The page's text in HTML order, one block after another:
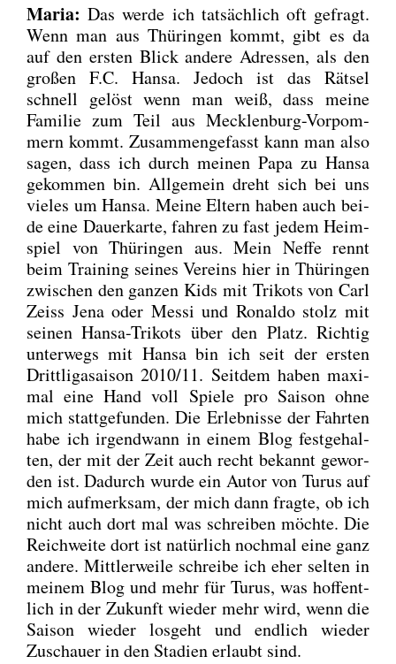
Maria: Das wer­de ich tat­säch­lich oft gefragt.
Wenn man aus Thü­rin­gen kommt, gibt es da
auf den ers­ten Blick ande­re Adres­sen, als den
gro­ßen F.C. Han­sa. Jedoch ist das Rät­sel
schnell gelöst wenn man weiß, dass mei­ne
Fami­lie zum Teil aus Meck­len­burg-Vor­pom­
mern kommt. Zusam­men­ge­fasst kann man also
sagen, dass ich durch mei­nen Papa zu Han­sa
gekom­men bin. All­ge­mein dreht sich bei uns
vie­les um Han­sa. Mei­ne Eltern haben auch bei­
de eine Dau­er­kar­te, fah­ren zu fast jedem Heim­
spiel von Thü­rin­gen aus. Mein Nef­fe rennt
beim Trai­ning sei­nes Ver­eins hier in Thü­rin­gen
zwi­schen den gan­zen Kids mit Tri­kots von Carl
Zeiss Jena oder Mes­si und Ronal­do stolz mit
sei­nen Han­sa-Tri­kots über den Platz. Rich­tig
unter­wegs mit Han­sa bin ich seit der ers­ten
Dritt­li­ga­sai­son 2010/11. Seit­dem haben maxi­
mal eine Hand voll Spie­le pro Sai­son ohne
mich statt­ge­fun­den. Die Erleb­nis­se der Fahr­ten
habe ich irgend­wann in einem Blog fest­ge­hal­
ten, der mit der Zeit auch recht bekannt gewor­
den ist. Dadurch wur­de ein Autor von Turus auf
mich auf­merk­sam, der mich dann frag­te, ob ich
nicht auch dort mal was schrei­ben möch­te. Die
Reich­wei­te dort ist natür­lich noch­mal eine ganz
ande­re. Mitt­ler­wei­le schrei­be ich eher sel­ten in
mei­nem Blog und mehr für Turus, was hof­fent­
lich in der Zukunft wie­der mehr wird, wenn die
Sai­son wie­der los­geht und end­lich wie­der
Zuschau­er in den Sta­di­en erlaubt sind.